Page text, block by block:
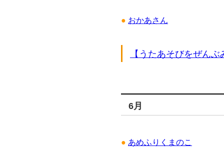
● おかあさん
【うたあそびをぜんぶ
6月
● あめふりくまのこ